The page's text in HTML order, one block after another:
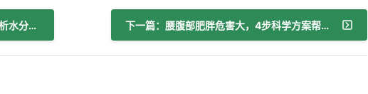
上一篇：多喝水真的能减肥吗？科学解析水分与体重管理关系 下一篇：腰腹部肥胖危害大，4步科学方案帮你改善